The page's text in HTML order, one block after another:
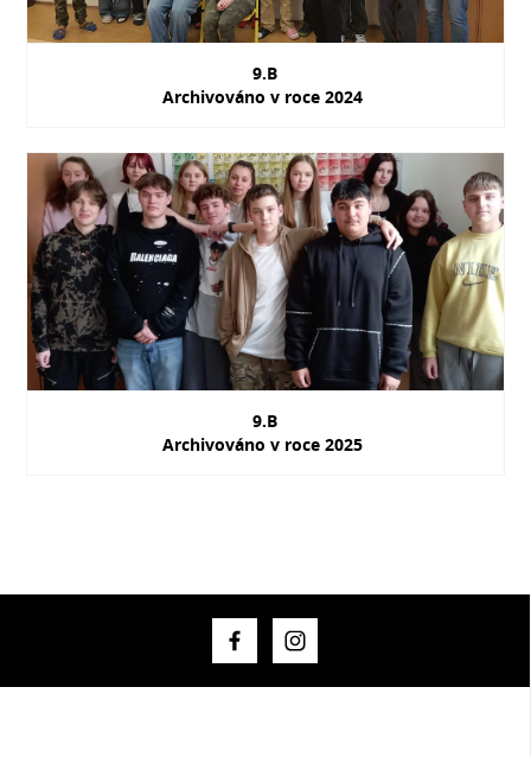
9.B
Archivováno v roce 2024
9.B
Archivováno v roce 2025